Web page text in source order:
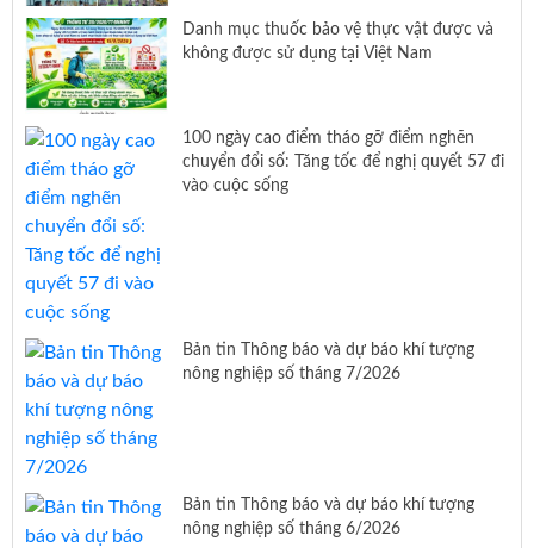
Danh mục thuốc bảo vệ thực vật được và
không được sử dụng tại Việt Nam
100 ngày cao điểm tháo gỡ điểm nghẽn
chuyển đổi số: Tăng tốc để nghị quyết 57 đi
vào cuộc sống
Bản tin Thông báo và dự báo khí tượng
nông nghiệp số tháng 7/2026
Bản tin Thông báo và dự báo khí tượng
nông nghiệp số tháng 6/2026